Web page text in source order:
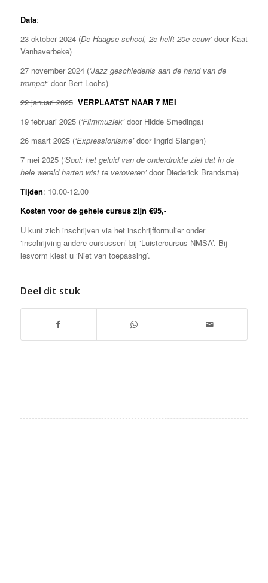
Data:
23 oktober 2024 (De Haagse school, 2e helft 20e eeuw’door Kaat
Vanhaverbeke)
27 november 2024 (‘Jazz geschiedenis aan de hand van de
trompet’door Bert Lochs)
22 januari 2025 VERPLAATST NAAR 7 MEI
19 februari 2025 (‘Filmmuziek’door Hidde Smedinga)
26 maart 2025 (‘Expressionisme’door Ingrid Slangen)
7 mei 2025 (‘Soul: het geluid van de onderdrukte ziel dat in de
hele wereld harten wist te veroveren’door Diederick Brandsma)
Tijden: 10.00-12.00
Kosten voor de gehele cursus zijn €95,-
U kunt zich inschrijven via het inschrijfformulier onder
‘inschrijving andere cursussen’ bij ‘Luistercursus NMSA’. Bij
lesvorm kiest u ‘Niet van toepassing’.
Deel dit stuk